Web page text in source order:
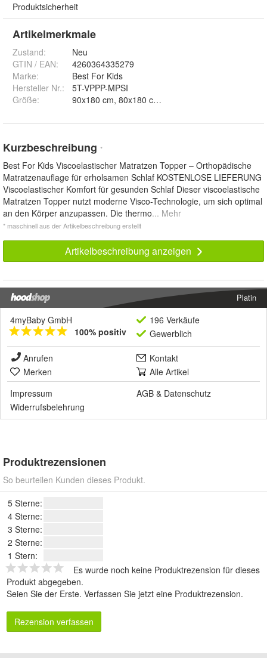
Produktsicherheit
Artikelmerkmale
Zustand:
Neu
GTIN / EAN:
4260364335279
Marke:
Best For Kids
Hersteller Nr.:
5T-VPPP-MPSI
Größe: 90x180 cm, 80x180 cm, 90x160 cm, 180x200 cm,
Kurzbeschreibung *
Best For Kids Viscoelastischer Matratzen Topper – Orthopädische
Matratzenauflage für erholsamen Schlaf KOSTENLOSE LIEFERUNG
Viscoelastischer Komfort für gesunden Schlaf Dieser viscoelastische
Matratzen Topper nutzt moderne Visco-Technologie, um sich optimal
an den Körper anzupassen. Die thermo... Mehr
* maschinell aus der Artikelbeschreibung erstellt
Artikelbeschreibung anzeigen
Platin
4myBaby GmbH
100% positiv
196 Verkäufe
Gewerblich
Anrufen
Kontakt
Merken
Alle Artikel
Impressum
AGB & Datenschutz
Widerrufsbelehrung
Produktrezensionen
So beurteilen Kunden dieses Produkt.
5 Sterne:
4 Sterne:
3 Sterne:
2 Sterne:
1 Stern:
Es wurde noch keine Produktrezension für dieses
Produkt abgegeben.
Seien Sie der Erste. Verfassen Sie jetzt eine Produktrezension.
Rezension verfassen